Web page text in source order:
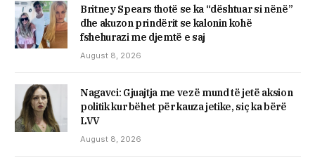
Britney Spears thotë se ka “dështuar si nënë”
dhe akuzon prindërit se kalonin kohë
fshehurazi me djemtë e saj
August 8, 2026
Nagavci: Gjuajtja me vezë mund të jetë aksion
politik kur bëhet për kauza jetike, siç ka bërë
LVV
August 8, 2026